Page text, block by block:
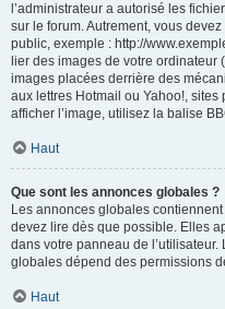
l’administrateur a autorisé les
sur le forum. Autrement, vous
public, exemple : http://
lier des images de votre ordinateur
images placées derrière des
aux lettres Hotmail ou Yahoo!,
afficher l’image, utilisez la balise
Haut
Que sont les annonces globales ?
Les annonces globales
devez lire dès que possible. Elles
dans votre panneau de
globales dépend des permissions
Haut